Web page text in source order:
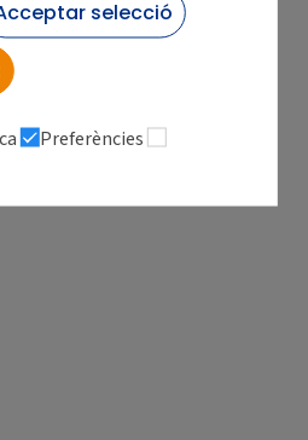
selecció
Preferències